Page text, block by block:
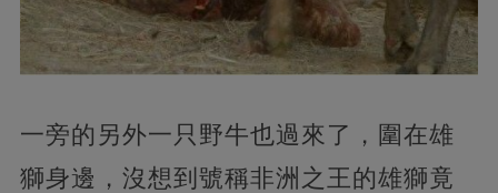
一旁的另外一只野牛也過來了，圍在雄
獅身邊，沒想到號稱非洲之王的雄獅竟